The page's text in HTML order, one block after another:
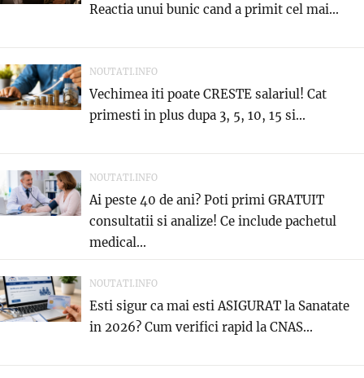
Reactia unui bunic cand a primit cel mai...
NOUTATI.INFO
Vechimea iti poate CRESTE salariul! Cat
primesti in plus dupa 3, 5, 10, 15 si...
NOUTATI.INFO
Ai peste 40 de ani? Poti primi GRATUIT
consultatii si analize! Ce include pachetul
medical...
NOUTATI.INFO
Esti sigur ca mai esti ASIGURAT la Sanatate
in 2026? Cum verifici rapid la CNAS...